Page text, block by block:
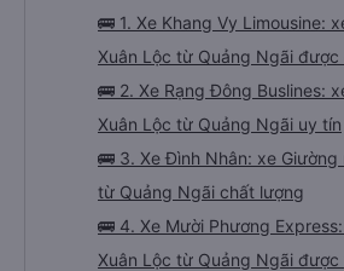
🚌 1. Xe Khang Vy Limousine:
Xuân Lộc từ Quảng Ngãi
🚌 2. Xe Rạng Đông Buslines:
Xuân Lộc từ Quảng Ngãi uy tín
🚌 3. Xe Đình Nhân: xe Giường
từ Quảng Ngãi chất lượng
🚌 4. Xe Mười Phương
Xuân Lộc từ Quảng Ngãi được